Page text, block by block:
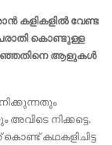
കളികളിൽ വേണ്ട
കൊണ്ടുള്ള
ആളുകൾ
അവിടെ നിക്കട്ടെ.
കഥകളിചിട്ട